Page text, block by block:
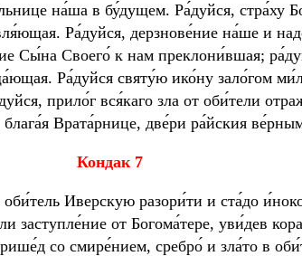
на́ша в бу́дущем. Ра́дуйся, стра́ху
Ра́дуйся, дерзнове́ние на́ше и
Сы́на Своего́ к нам преклони́вшая;
Ра́дуйся святу́ю ико́ну зало́гом
прило́г вся́каго зла от оби́тели
Врата́рнице, две́ри ра́йския
Кондак 7
Иверскую разори́ти и ста́до
заступле́ние от Богома́тере, уви́дев
со смире́нием, сребро́ и зла́то в